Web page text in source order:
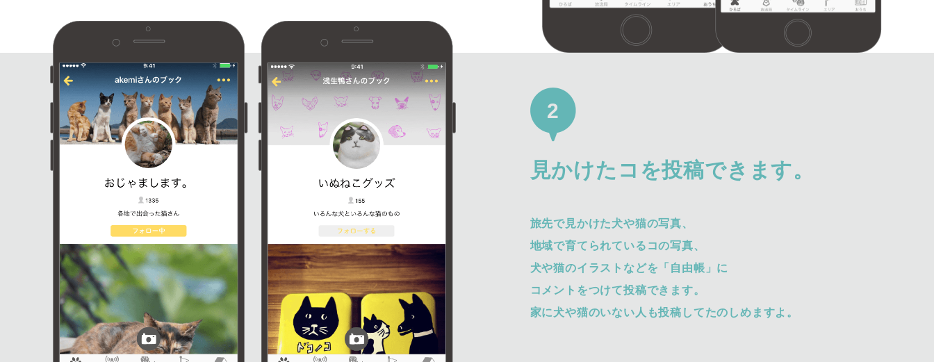
2
見かけたコを投稿できます。
旅先で見かけた犬や猫の写真、
地域で育てられているコの写真、
犬や猫のイラストなどを「自由帳」に
コメントをつけて投稿できます。
家に犬や猫のいない人も投稿してたのしめますよ。